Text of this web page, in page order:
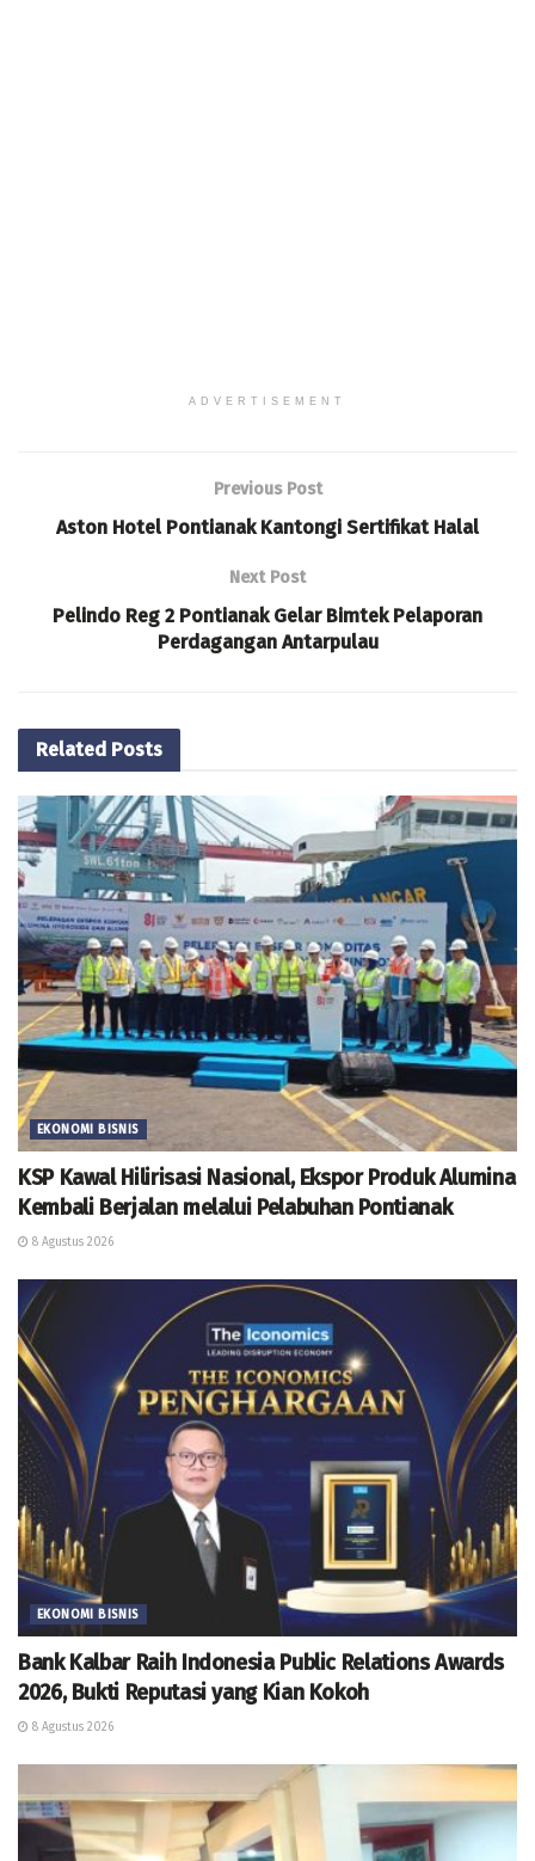
ADVERTISEMENT
Previous Post
Aston Hotel Pontianak Kantongi Sertifikat Halal
Next Post
Pelindo Reg 2 Pontianak Gelar Bimtek Pelaporan
Perdagangan Antarpulau
Related Posts
EKONOMI BISNIS
KSP Kawal Hilirisasi Nasional, Ekspor Produk Alumina
Kembali Berjalan melalui Pelabuhan Pontianak
8 Agustus 2026
EKONOMI BISNIS
Bank Kalbar Raih Indonesia Public Relations Awards
2026, Bukti Reputasi yang Kian Kokoh
8 Agustus 2026